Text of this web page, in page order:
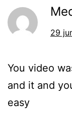
29
You video
and it and
easy